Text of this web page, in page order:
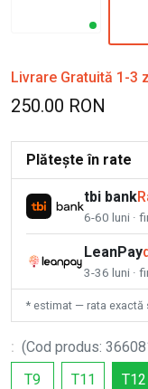
Livrare Gratuită 1-3
250.00 RON
Plătește în rate
tbi bank
6-60 luni ·
LeanPay
3-36 luni ·
* estimat — rata exactă
: (Cod produs:
T9
T11 T12